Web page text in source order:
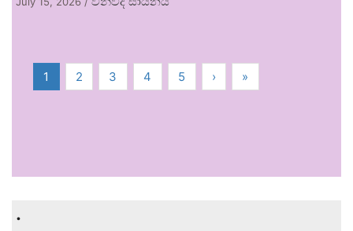
1 2 3 4 5 › »
.